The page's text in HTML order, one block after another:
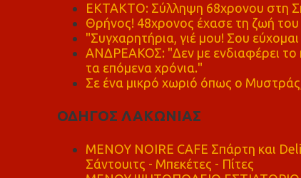
ΕΚΤΑΚΤΟ: Σύλληψη 68χρονου στη
Θρήνος! 48χρονος έχασε τη ζωή
"Συγχαρητήρια, γιέ μου! Σου
ΑΝΔΡΕΑΚΟΣ: "Δεν με ενδιαφέρει το
τα επόμενα χρόνια."
Σε ένα μικρό χωριό όπως ο
ΟΔΗΓΟΣ ΛΑΚΩΝΙΑΣ
MENOY NOIRE CAFE Σπάρτη και
Σάντουιτς - Μπεκέτες - Πίτες